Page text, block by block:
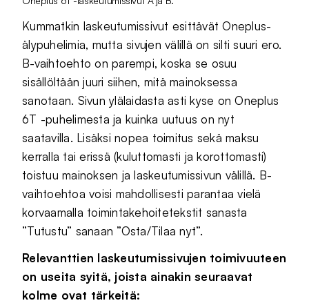
Kummatkin laskeutumissivut esittävät Oneplus-
älypuhelimia, mutta sivujen välillä on silti suuri ero.
B-vaihtoehto on parempi, koska se osuu
sisällöltään juuri siihen, mitä mainoksessa
sanotaan. Sivun ylälaidasta asti kyse on Oneplus
6T -puhelimesta ja kuinka uutuus on nyt
saatavilla. Lisäksi nopea toimitus sekä maksu
kerralla tai erissä (kuluttomasti ja korottomasti)
toistuu mainoksen ja laskeutumissivun välillä. B-
vaihtoehtoa voisi mahdollisesti parantaa vielä
korvaamalla toimintakehoitetekstit sanasta
”Tutustu” sanaan ”Osta/Tilaa nyt”.
Relevanttien laskeutumissivujen toimivuuteen
on useita syitä, joista ainakin seuraavat
kolme ovat tärkeitä: